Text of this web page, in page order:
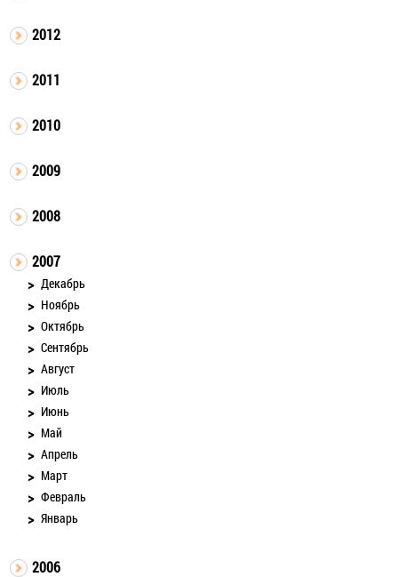
2012
2011
2010
2009
2008
2007
Декабрь
Ноябрь
Октябрь
Сентябрь
Август
Июль
Июнь
Май
Апрель
Март
Февраль
Январь
2006